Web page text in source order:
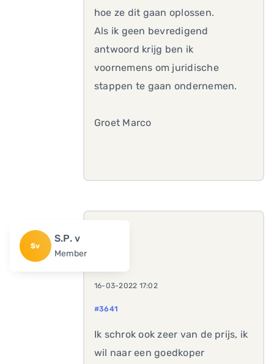
hoe ze dit gaan oplossen.
Als ik geen bevredigend
antwoord krijg ben ik
voornemens om juridische
stappen te gaan ondernemen.
Groet Marco
Sv
S.P. v
Member
16-03-2022 17:02
#3641
Ik schrok ook zeer van de prijs, ik
wil naar een goedkoper